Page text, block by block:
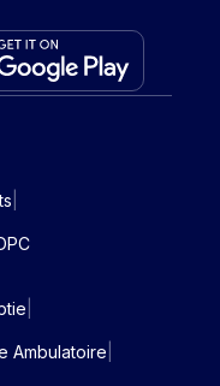
Ambulatoire